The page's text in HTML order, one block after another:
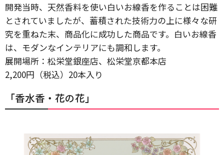
開発当時、天然香料を使い白いお線香を作ることは困難
とされていましたが、蓄積された技術力の上に様々な研
究を重ねた末、商品化に成功した商品です。白いお線香
は、モダンなインテリアにも調和します。
展開場所：松栄堂銀座店、松栄堂京都本店
2,200円（税込）20本入り
「香水香・花の花」